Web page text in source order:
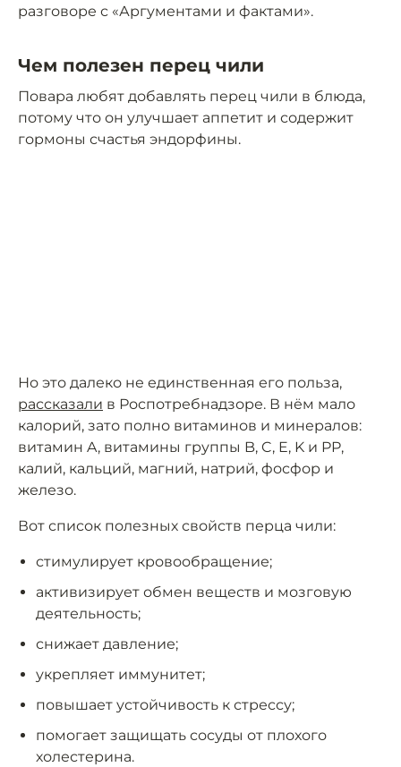
разговоре с «Аргументами и фактами».
Чем полезен перец чили
Повара любят добавлять перец чили в блюда,
потому что он улучшает аппетит и содержит
гормоны счастья эндорфины.
Но это далеко не единственная его польза,
рассказали в Роспотребнадзоре. В нём мало
калорий, зато полно витаминов и минералов:
витамин A, витамины группы B, C, E, K и PP,
калий, кальций, магний, натрий, фосфор и
железо.
Вот список полезных свойств перца чили:
стимулирует кровообращение;
активизирует обмен веществ и мозговую
деятельность;
снижает давление;
укрепляет иммунитет;
повышает устойчивость к стрессу;
помогает защищать сосуды от плохого
холестерина.